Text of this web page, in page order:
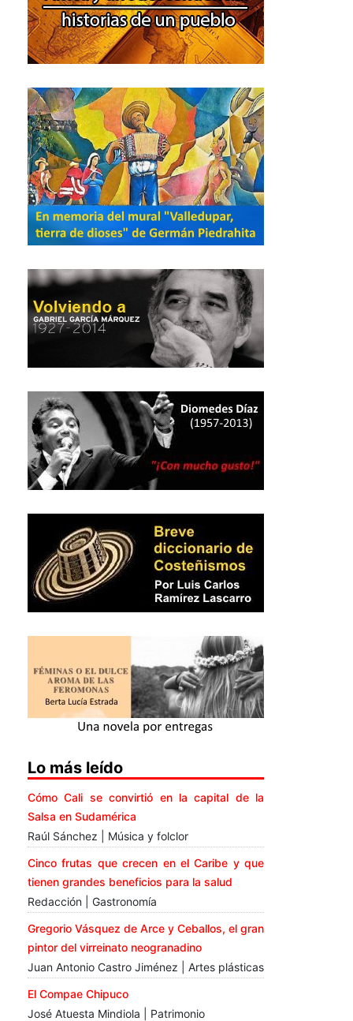
Lo más leído
Cómo Cali se convirtió en la capital de la
Salsa en Sudamérica
Raúl Sánchez | Música y folclor
Cinco frutas que crecen en el Caribe y que
tienen grandes beneficios para la salud
Redacción | Gastronomía
Gregorio Vásquez de Arce y Ceballos, el gran
pintor del virreinato neogranadino
Juan Antonio Castro Jiménez | Artes plásticas
El Compae Chipuco
José Atuesta Mindiola | Patrimonio